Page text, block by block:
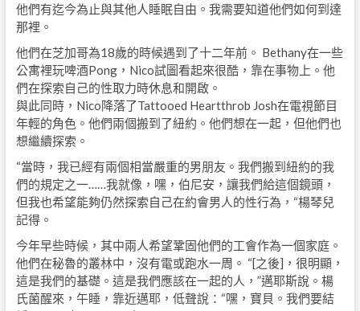
他們有迄今為止與其他人睡眠自由。我需要知道他們如何到達
那裡。
他們在芝加哥為18歲的時候遇到了十二年前。 Bethany在一些
公寓裡玩啤酒Pong，Nico試圖看起來很酷，靠在事物上。他
們在探索自己的性取力時休息和開啟。
與此同時，Nico降落了Tattooed Heartthrob Josh在電視節目
年輕的角色。他們兩個搬到了紐約。他們想在一起，但他們也
想繼續探索。
“當時，我已經有兩個相當嚴重的男朋友。我們搬到紐約的我
們的規定之一……我就像，嘿，伯尼安，讓我們給這個鏡頭，
但我也希望能夠仍然探索自己在約會男人的性行為，“楊琴兒
記得。
今年早些時候，其中兩人希望鞏固他們的工會作為一個家庭。
他們在秘魯的叢林中，沒有電或跑水一周。 “[之後]，很明顯，
這是我們的基礎。這是我們應該在一起的人，”邁耶斯說。楊
氏菌醒來，午睡，靠近邁耶，低聲說：“嘿，寶貝。我們要結